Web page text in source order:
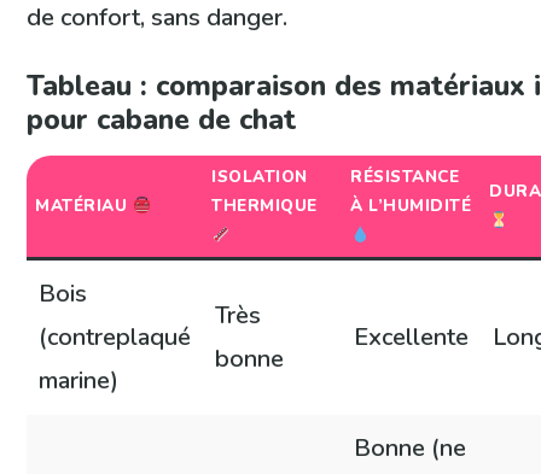
de confort, sans danger.
Tableau : comparaison des matériaux
pour cabane de chat
MATÉRIAU
ISOLATION
THERMIQUE
RÉSISTANCE
À L’HUMIDITÉ
Bois
(contreplaqué
marine)
Très
bonne
Excellente
Bonne (ne